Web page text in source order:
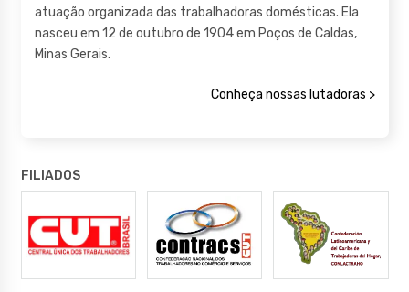
atuação organizada das trabalhadoras domésticas. Ela
nasceu em 12 de outubro de 1904 em Poços de Caldas,
Minas Gerais.
Conheça nossas lutadoras >
FILIADOS